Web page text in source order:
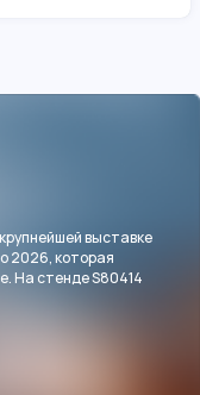
выставке
2026, которая
На стенде S80414